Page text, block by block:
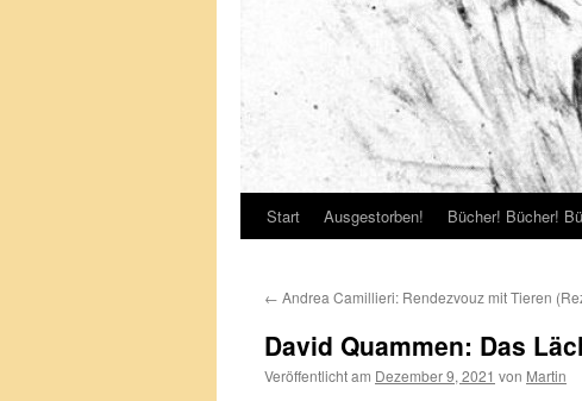
Start Ausgestorben! Bücher! Bücher!
← Andrea Camillieri: Rendezvouz mit Tieren
David Quammen: Das
Veröffentlicht am Dezember 9, 2021 von Martin